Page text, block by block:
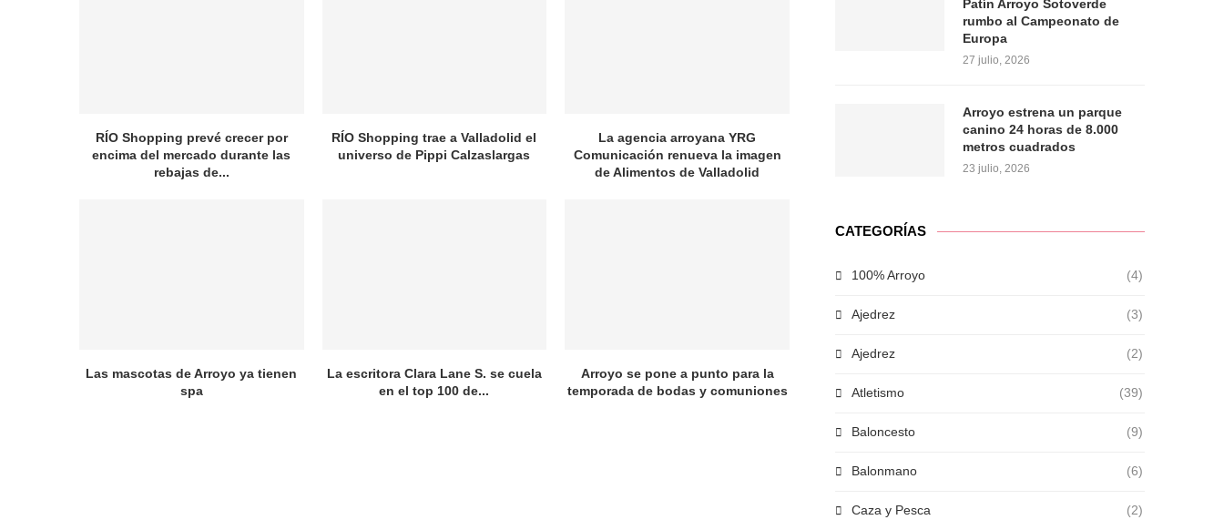
RÍO Shopping prevé crecer por
encima del mercado durante las
rebajas de...
RÍO Shopping trae a Valladolid el
universo de Pippi Calzaslargas
La agencia arroyana YRG
Comunicación renueva la imagen
de Alimentos de Valladolid
Las mascotas de Arroyo ya tienen
spa
La escritora Clara Lane S. se cuela
en el top 100 de...
Arroyo se pone a punto para la
temporada de bodas y comuniones
Patín Arroyo Sotoverde
rumbo al Campeonato de
Europa
27 julio, 2026
Arroyo estrena un parque
canino 24 horas de 8.000
metros cuadrados
23 julio, 2026
CATEGORÍAS
100% Arroyo (4)
Ajedrez (3)
Ajedrez (2)
Atletismo (39)
Baloncesto (9)
Balonmano (6)
Caza y Pesca (2)